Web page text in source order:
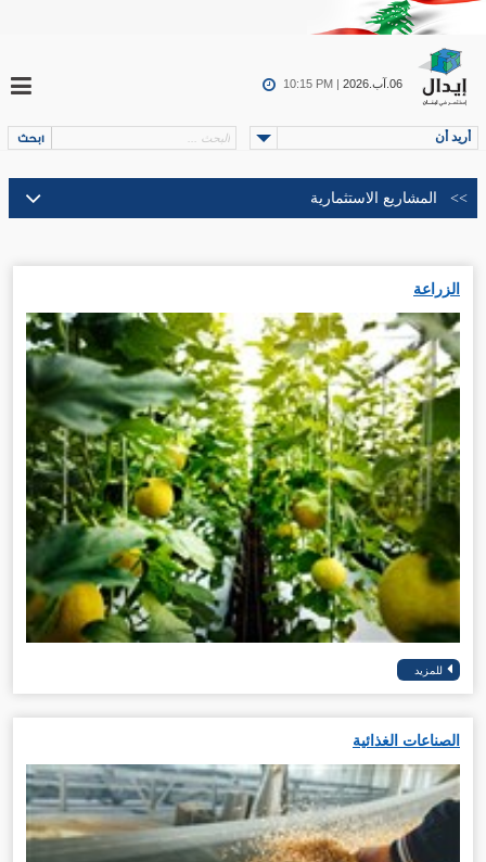
06.آب.2026 10:15 PM |
أريد أن
الزراعة
الصناعات الغذائية